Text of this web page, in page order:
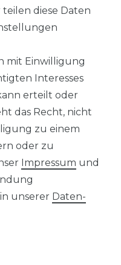
mit
diese Daten
mit Einwilligung
Interesses
erteilt oder
das Recht, nicht
zu einem
oder zu
Impressum und
unserer Daten­